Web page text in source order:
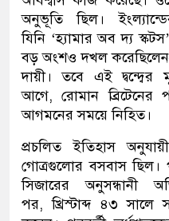
অনুভূতি ছিল।
যিনি ‘হ্যামার অব দ্য
বড় অংশও দখল
দায়ী। তবে এই
আগে, রোমান ব্রিটেনের
আগমনের সময়ে নিহিত।
প্রচলিত ইতিহাস
গোত্রগুলোর বসবাস
সিজারের অনুসন্ধানী
পর, খ্রিস্টাব্দ ৪৩ সালে